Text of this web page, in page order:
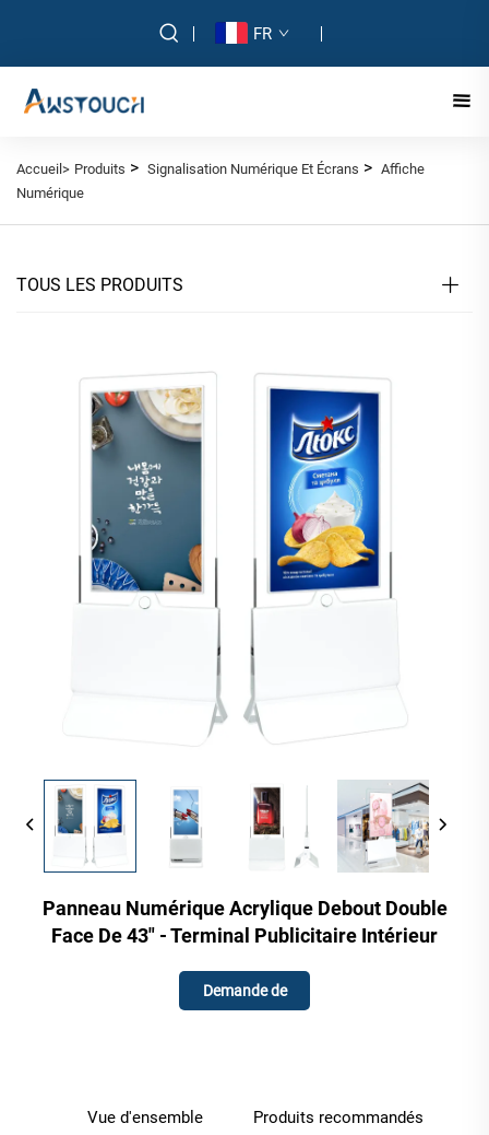
FR
Accueil> Produits > Signalisation Numérique Et Écrans > Affiche
Numérique
TOUS LES PRODUITS
Panneau Numérique Acrylique Debout Double
Face De 43" - Terminal Publicitaire Intérieur
Demande de
Vue d'ensemble Produits recommandés